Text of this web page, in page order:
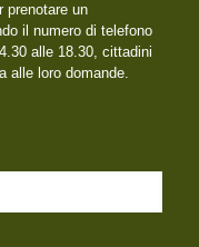
prenotare un
il numero di telefono
alle 18.30, cittadini
alle loro domande.